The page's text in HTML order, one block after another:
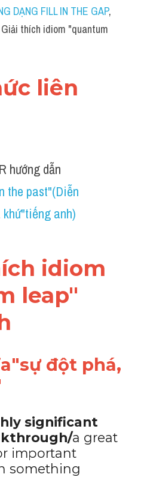
DẠNG FILL IN THE GAP,
thích idiom "quantum
liên
the past"(Diễn
anh)
idiom
leap"
đột phá,
significant
a great
important
something